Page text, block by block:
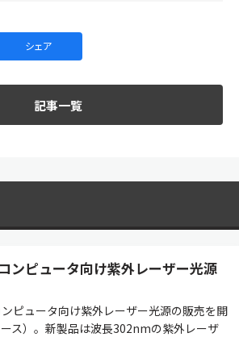
シェア
記事一覧
ンピュータ向け紫外レーザー光源
ピュータ向け紫外レーザー光源の販売を開
ス）。新製品は波長302nmの紫外レーザ